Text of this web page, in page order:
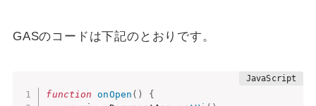
GASのコードは下記のとおりです。
function onOpen ( )
{